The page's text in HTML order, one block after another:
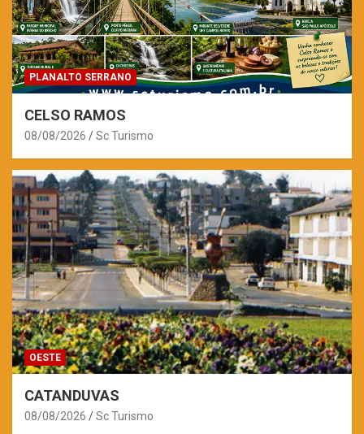
PLANALTO SERRANO
CELSO RAMOS
08/08/2026 Sc Turismo
OESTE
CATANDUVAS
08/08/2026 Sc Turismo